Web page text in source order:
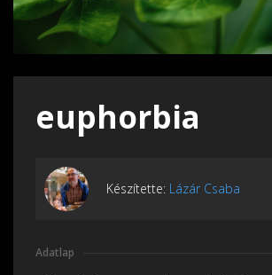
euphorbia
Készítette: Lázár Csaba
Adatlap